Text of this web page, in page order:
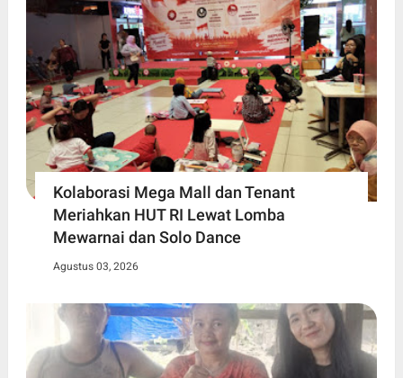
Kolaborasi Mega Mall dan Tenant
Meriahkan HUT RI Lewat Lomba
Mewarnai dan Solo Dance
Agustus 03, 2026